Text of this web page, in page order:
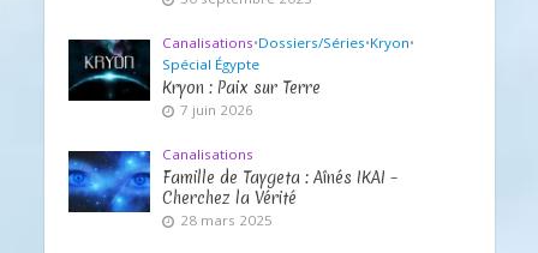
Canalisations•Dossiers/Séries•Kryon•
Spécial Égypte
Kryon : Paix sur Terre
7 juin 2026
Canalisations
Famille de Taygeta : Aînés IKAI –
Cherchez la Vérité
28 mars 2025